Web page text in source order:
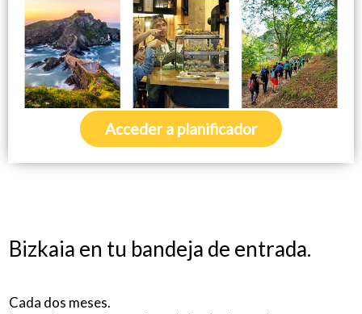
Acceder a planificador
Bizkaia en tu bandeja de entrada.
Cada dos meses.